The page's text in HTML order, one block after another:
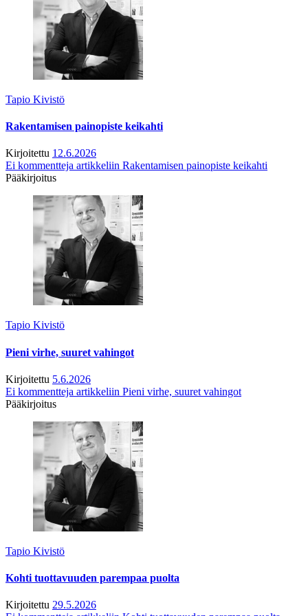
Tapio Kivistö
Rakentamisen painopiste keikahti
Kirjoitettu 12.6.2026
Ei kommentteja artikkeliin Rakentamisen painopiste keikahti
Pääkirjoitus
Tapio Kivistö
Pieni virhe, suuret vahingot
Kirjoitettu 5.6.2026
Ei kommentteja artikkeliin Pieni virhe, suuret vahingot
Pääkirjoitus
Tapio Kivistö
Kohti tuottavuuden parempaa puolta
Kirjoitettu 29.5.2026